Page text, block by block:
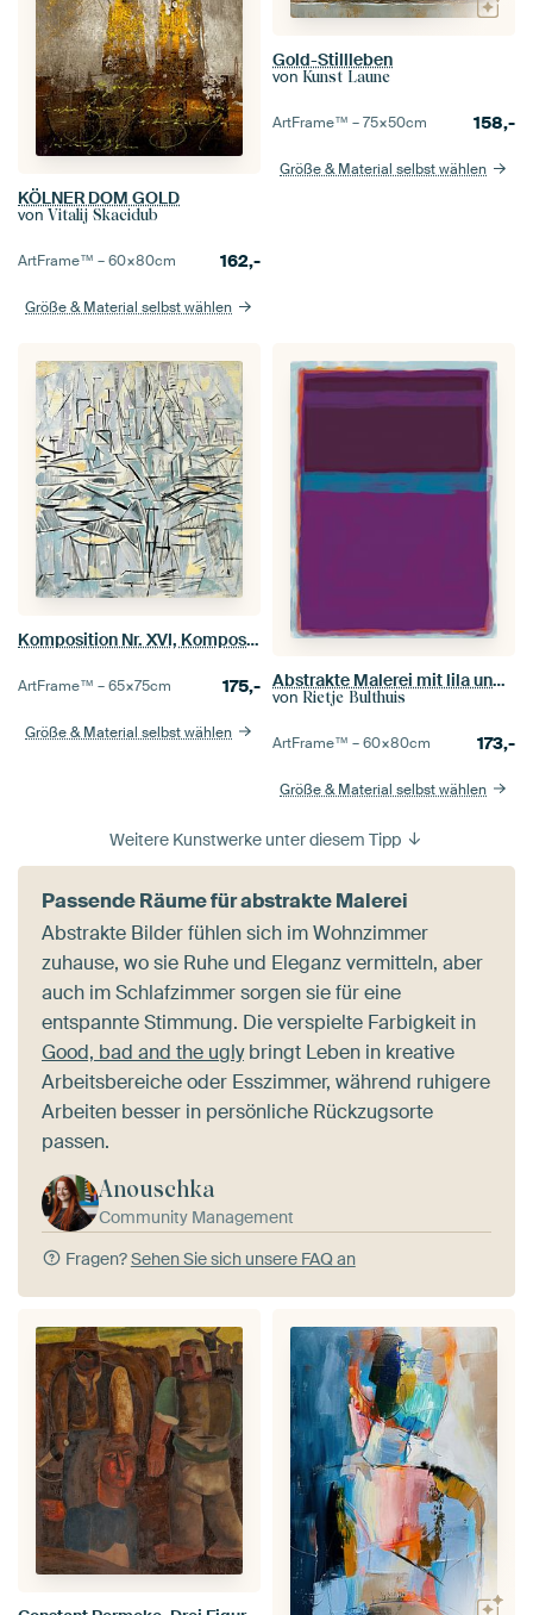
KÖLNER DOM GOLD
von Vitalij Skacidub
ArtFrame™ –60×80cm 162,-
Größe & Material selbst wählen
Gold-Stillleben
von Kunst Laune
ArtFrame™ –75×50cm 158,-
Größe & Material selbst wählen
Komposition Nr. XVI, Komposition 1 (Baum) - Piet Mondrian
ArtFrame™ –65×75cm 175,-
Größe & Material selbst wählen
Abstrakte Malerei mit lila und blau
von Rietje Bulthuis
ArtFrame™ –60×80cm 173,-
Größe & Material selbst wählen
Weitere Kunstwerke unter diesem Tipp
Passende Räume für abstrakte Malerei
Abstrakte Bilder fühlen sich im Wohnzimmer
zuhause, wo sie Ruhe und Eleganz vermitteln, aber
auch im Schlafzimmer sorgen sie für eine
entspannte Stimmung. Die verspielte Farbigkeit in
Good, bad and the uglybringt Leben in kreative
Arbeitsbereiche oder Esszimmer, während ruhigere
Arbeiten besser in persönliche Rückzugsorte
passen.
Anouschka
Community Management
Fragen?Sehen Sie sich unsere FAQ an